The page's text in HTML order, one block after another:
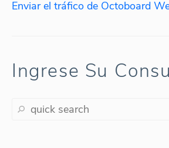
Ingrese Su